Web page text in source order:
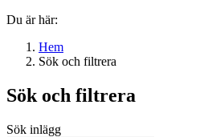
Du är här:
Hem
Sök och filtrera
Sök och filtrera
Sök inlägg